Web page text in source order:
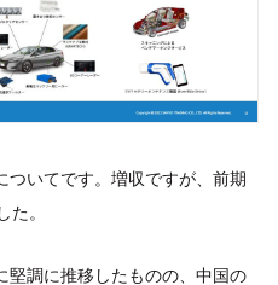
ついてです。増収ですが、前期
。
堅調に推移したものの、中国の